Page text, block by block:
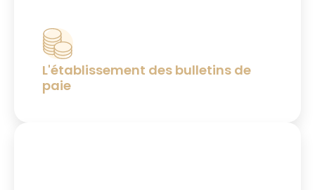
L'établissement des bulletins de
paie